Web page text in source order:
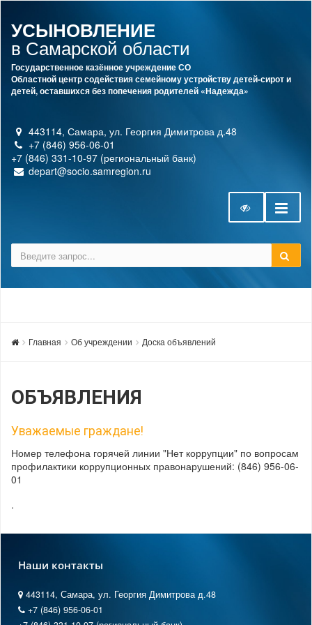
УСЫНОВЛЕНИЕ
в Самарской области
Государственное казённое учреждение СО
Областной центр содействия семейному устройству детей-сирот и
детей, оставшихся без попечения родителей «Надежда»
443114, Самара, ул. Георгия Димитрова д.48
+7 (846) 956-06-01
+7 (846) 331-10-97 (региональный банк)
depart@socio.samregion.ru
Главная Об учреждении Доска объявлений
ОБЪЯВЛЕНИЯ
Уважаемые граждане!
Номер телефона горячей линии "Нет коррупции" по вопросам
профилактики коррупционных правонарушений: (846) 956-06-
01
.
Наши контакты
443114, Самара, ул. Георгия Димитрова д.48
+7 (846) 956-06-01